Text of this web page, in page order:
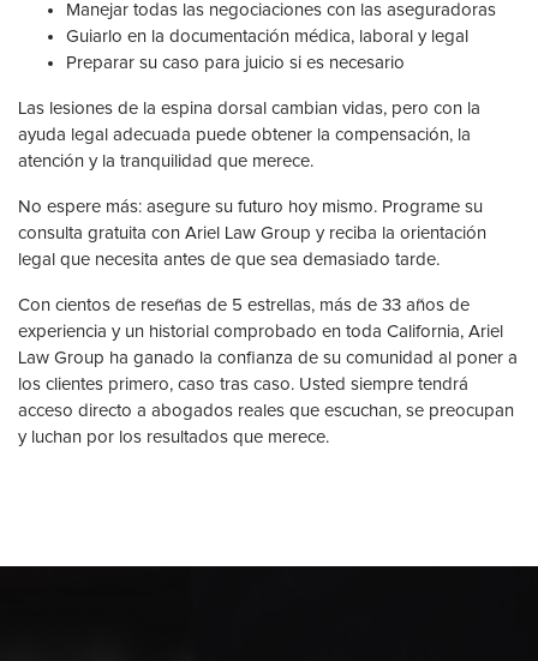
Manejar todas las negociaciones con las aseguradoras
Guiarlo en la documentación médica, laboral y legal
Preparar su caso para juicio si es necesario
Las lesiones de la espina dorsal cambian vidas, pero con la
ayuda legal adecuada puede obtener la compensación, la
atención y la tranquilidad que merece.
No espere más: asegure su futuro hoy mismo. Programe su
consulta gratuita con Ariel Law Group y reciba la orientación
legal que necesita antes de que sea demasiado tarde.
Con cientos de reseñas de 5 estrellas, más de 33 años de
experiencia y un historial comprobado en toda California, Ariel
Law Group ha ganado la confianza de su comunidad al poner a
los clientes primero, caso tras caso. Usted siempre tendrá
acceso directo a abogados reales que escuchan, se preocupan
y luchan por los resultados que merece.